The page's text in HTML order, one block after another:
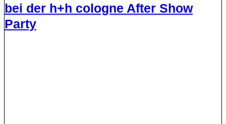
bei der h+h cologne After Show
Party